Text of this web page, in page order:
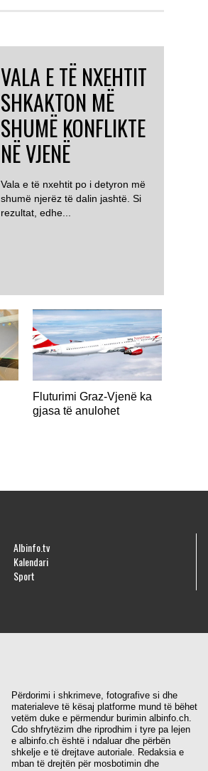
VALA E TË NXEHTIT
SHKAKTON MË
SHUMË KONFLIKTE
NË VJENË
Vala e të nxehtit po i detyron më
shumë njerëz të dalin jashtë. Si
rezultat, edhe...
Fluturimi Graz-Vjenë ka
gjasa të anulohet
Albinfo.tv
Kalendari
Sport
Përdorimi i shkrimeve, fotografive si dhe
materialeve të kësaj platforme mund të bëhet
vetëm duke e përmendur burimin albinfo.ch.
Cdo shfrytëzim dhe riprodhim i tyre pa lejen
e albinfo.ch është i ndaluar dhe përbën
shkelje e të drejtave autoriale. Redaksia e
mban të drejtën për mosbotimin dhe